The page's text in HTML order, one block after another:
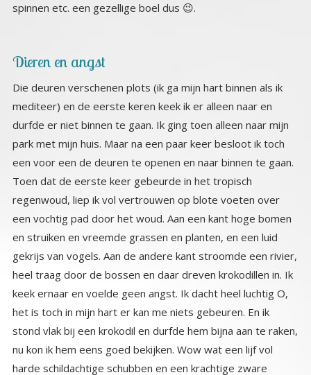
spinnen etc. een gezellige boel dus 😉.
Dieren en angst
Die deuren verschenen plots (ik ga mijn hart binnen als ik
mediteer) en de eerste keren keek ik er alleen naar en
durfde er niet binnen te gaan. Ik ging toen alleen naar mijn
park met mijn huis. Maar na een paar keer besloot ik toch
een voor een de deuren te openen en naar binnen te gaan.
Toen dat de eerste keer gebeurde in het tropisch
regenwoud, liep ik vol vertrouwen op blote voeten over
een vochtig pad door het woud. Aan een kant hoge bomen
en struiken en vreemde grassen en planten, en een luid
gekrijs van vogels. Aan de andere kant stroomde een rivier,
heel traag door de bossen en daar dreven krokodillen in. Ik
keek ernaar en voelde geen angst. Ik dacht heel luchtig O,
het is toch in mijn hart er kan me niets gebeuren. En ik
stond vlak bij een krokodil en durfde hem bijna aan te raken,
nu kon ik hem eens goed bekijken. Wow wat een lijf vol
harde schildachtige schubben en een krachtige zware
staart, en dan die bek met tanden. Er gebeurde niets,
precies zoals ik verwachtte, dus vrolijk liep ik verder, daar
sloop een panter die me wel aandachtig bekeek maar
gewoon doorliep. Logisch dacht ik, hier gebeurt niets.
Nadat ik zo wat van deze ‘leuke’ dieren had gezien vaak op
armlengte afstand, hing er aan een zware boomtak vlak
voor me op het pad, waar ik langs moest een slang, een